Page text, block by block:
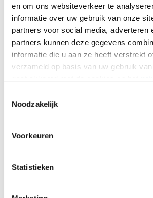
en om ons websiteverkeer te
informatie over uw gebruik van onze
partners voor social media, adverteren
partners kunnen deze gegevens
informatie die u aan ze heeft verstrekt
verzameld op basis van uw gebruik
Noodzakelijk
Voorkeuren
Statistieken
Bekijk meer